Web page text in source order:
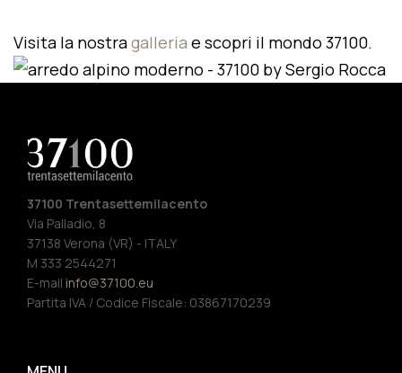
Visita la nostragalleria e scopri il mondo 37100.
37100 Trentasettemilacento
Via Palladio, 8
37138 Verona (VR) - ITALY
M 333 2544271
E-mail info@37100.eu
Partita IVA / Codice Fiscale: 03867170239